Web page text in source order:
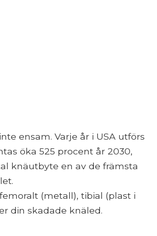
ensam. Varje år i USA utförs
öka 525 procent år 2030,
knäutbyte en av de främsta
(metall), tibial (plast i
din skadade knäled.